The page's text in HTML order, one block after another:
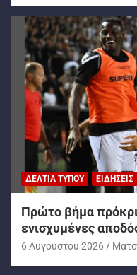
ΔΕΛΤΊΑ ΤΎΠΟΥ ΕΙΔΉΣΕΙΣ
Πρώτο βήμα
ενισχυμένες
6 Αυγούστου 2026